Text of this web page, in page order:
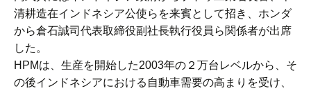
清耕造在インドネシア公使らを来賓として招き、ホンダ
から倉石誠司代表取締役副社長執行役員ら関係者が出席
した。
HPMは、生産を開始した2003年の２万台レベルから、そ
の後インドネシアにおける自動車需要の高まりを受け、